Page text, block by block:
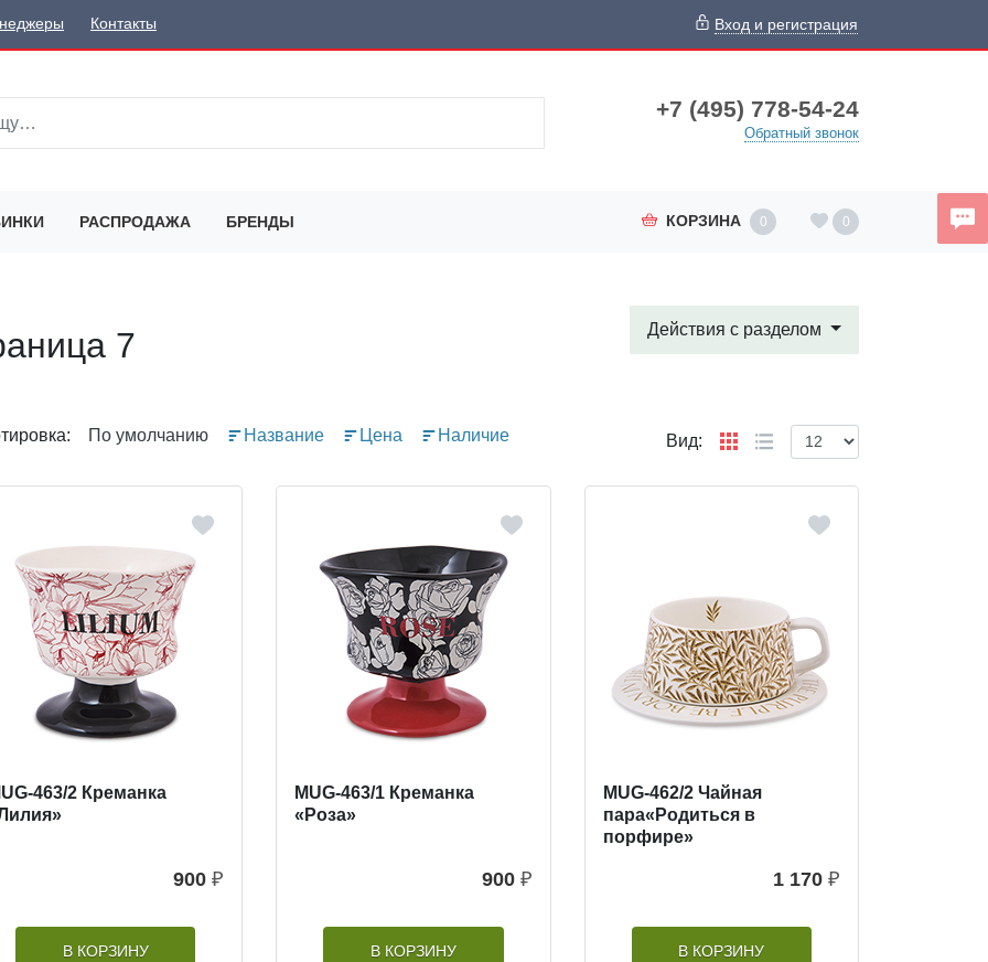
Контакты Вход и регистрация
+7 (495) 778-54-24
Обратный звонок
РАСПРОДАЖА БРЕНДЫ КОРЗИНА 0 0
7 Действия с разделом
По умолчанию Название Цена Наличие Вид:
463/2 Креманка
900 ₽
В КОРЗИНУ
MUG-463/1 Креманка
«Роза»
900 ₽
В КОРЗИНУ
MUG-462/2 Чайная
пара«Родиться в
порфире»
1 170 ₽
В КОРЗИНУ